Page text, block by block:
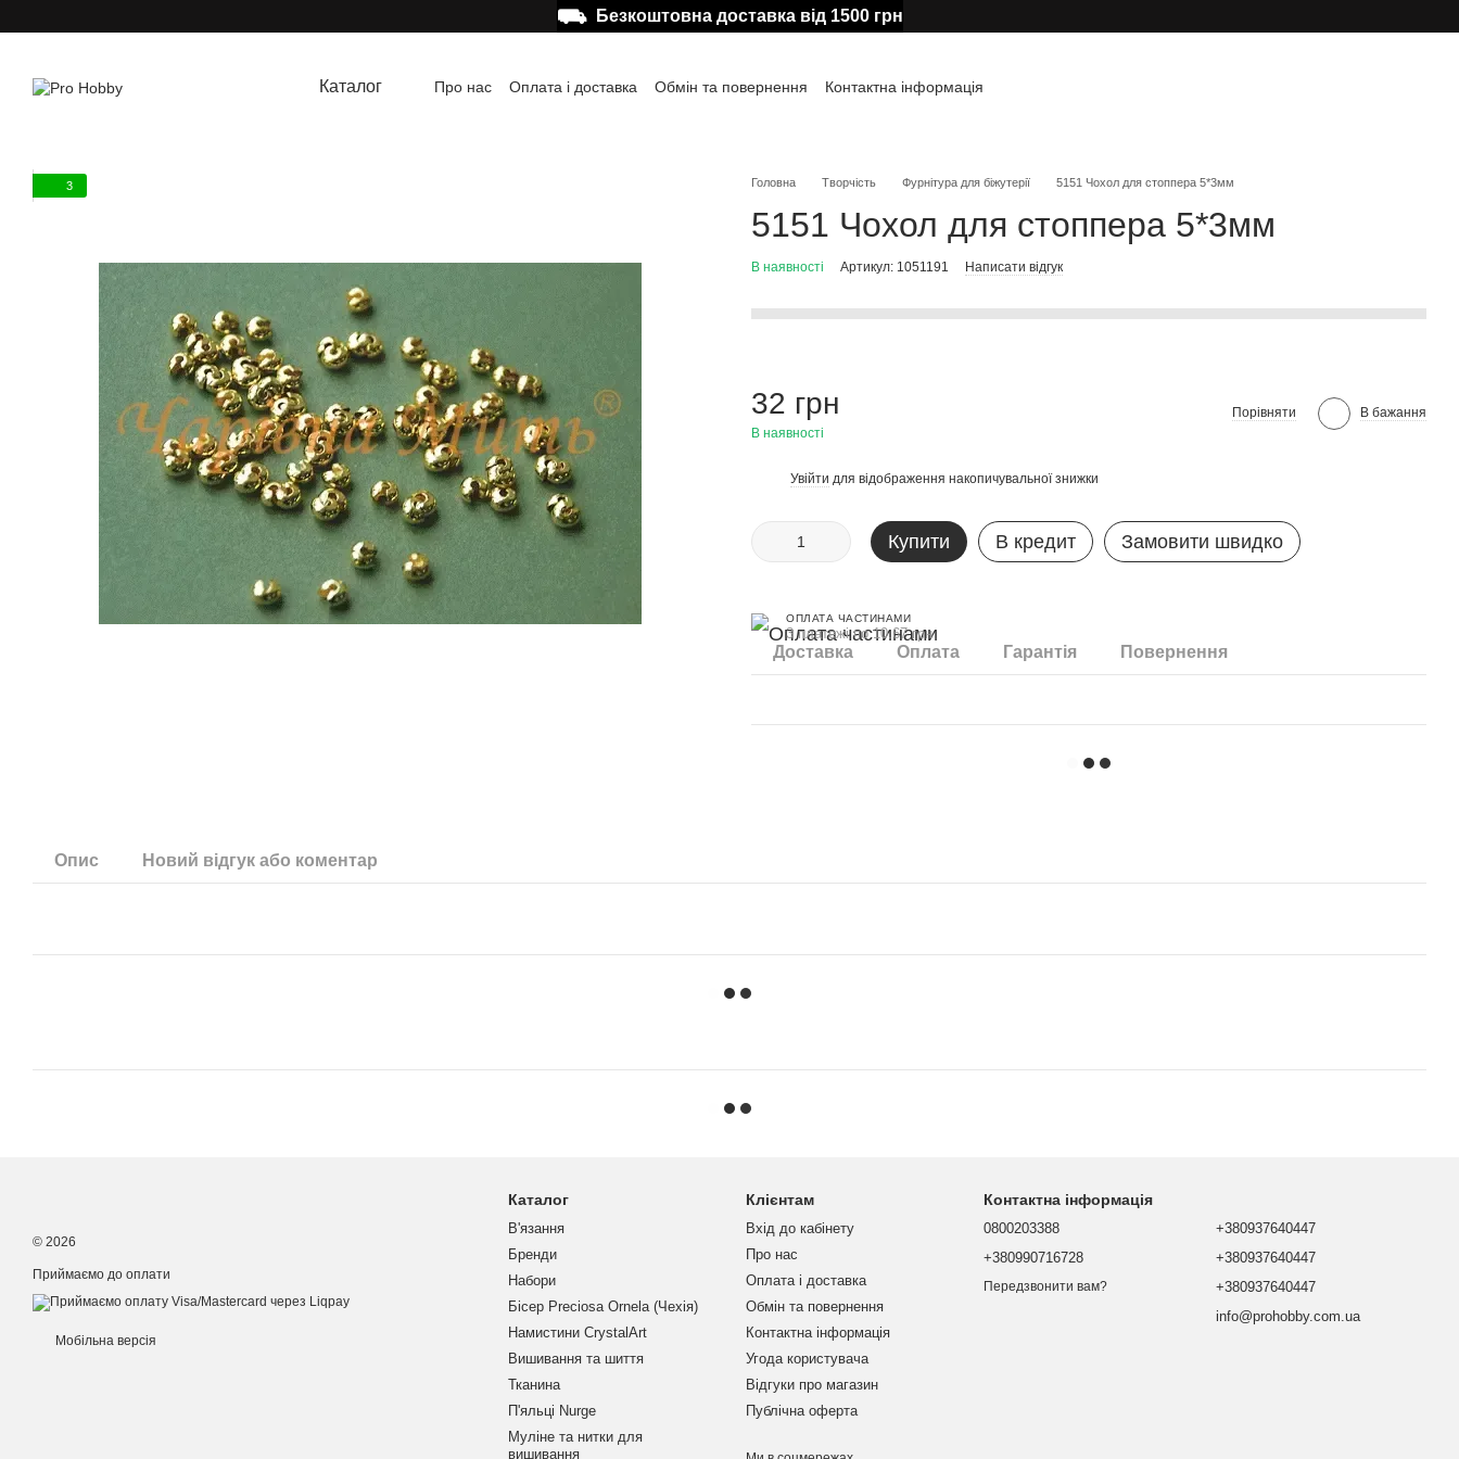
⛟ Безкоштовна доставка від 1500 грн
Каталог Про нас Оплата і доставка Обмін та повернення
Контактна інформація
3 Головна Творчість Фурнітура для біжутерії 5151 Чохол для стоппера 5*3мм
5151 Чохол для стоппера 5*3мм
В наявності Артикул: 1051191 Написати відгук
32 грн
В наявності
Порівняти В бажання
Увійти для відображення накопичувальної знижки
Купити В кредит Замовити швидко
ОПЛАТА ЧАСТИНАМИ
3 платежі по 10.67 грн
Доставка Оплата Гарантія Повернення
Опис Новий відгук або коментар
© 2026
Приймаємо до оплати
Мобільна версія
Каталог
В'язання
Бренди
Набори
Бісер Preciosa Ornela (Чехія)
Намистини CrystalArt
Вишивання та шиття
Тканина
П'яльці Nurge
Муліне та нитки для
вишивання
Клієнтам
Вхід до кабінету
Про нас
Оплата і доставка
Обмін та повернення
Контактна інформація
Угода користувача
Відгуки про магазин
Публічна оферта
Контактна інформація
0800203388
+380990716728
Передзвонити вам?
+380937640447
+380937640447
+380937640447
info@prohobby.com.ua